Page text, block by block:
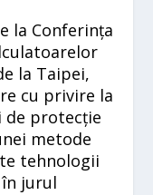
la Conferința
la Taipei,
cu privire la
de protecție
metode
tehnologii
jurul